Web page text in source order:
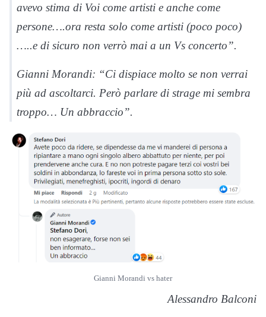
avevo stima di Voi come artisti e anche come
persone….ora resta solo come artisti (poco poco)
…..e di sicuro non verrò mai a un Vs concerto”.
Gianni Morandi: “Ci dispiace molto se non verrai
più ad ascoltarci. Però parlare di strage mi sembra
troppo… Un abbraccio”.
Gianni Morandi vs hater
Alessandro Balconi